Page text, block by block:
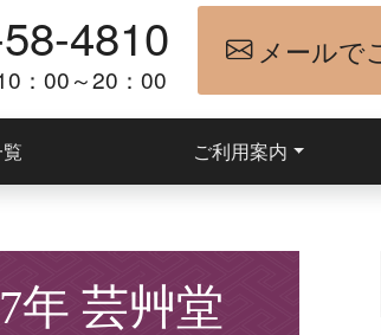
ご利用案内
4810
：00～20：00
メールで
年 芸艸堂